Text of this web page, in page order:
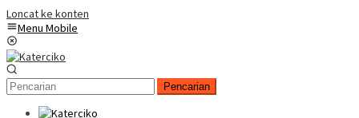
Loncat ke konten
Menu Mobile
Pencarian